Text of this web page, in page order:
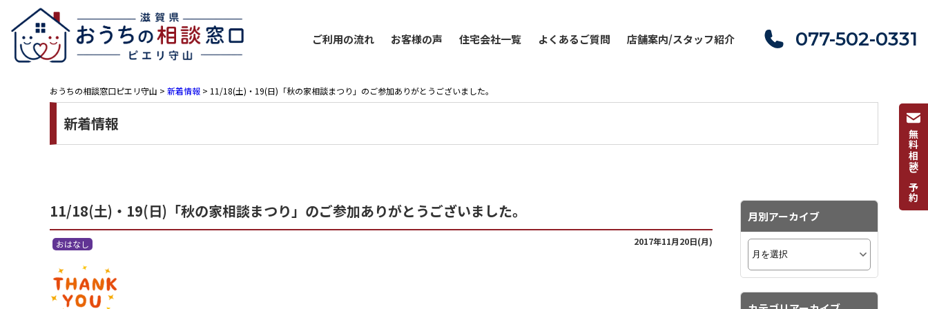
ご利用の流れ お客様の声 住宅会社一覧 よくあるご質問 店舗案内/スタッフ紹介 077-502-0331
無料相談ご予約
おうちの相談窓口ピエリ守山 > 新着情報 > 11/18(土)・19(日)「秋の家相談まつり」のご参加ありがとうございました。
新着情報
11/18(土)・19(日)「秋の家相談まつり」のご参加ありがとうございました。
おはなし 2017年11月20日(月)
月別アーカイブ